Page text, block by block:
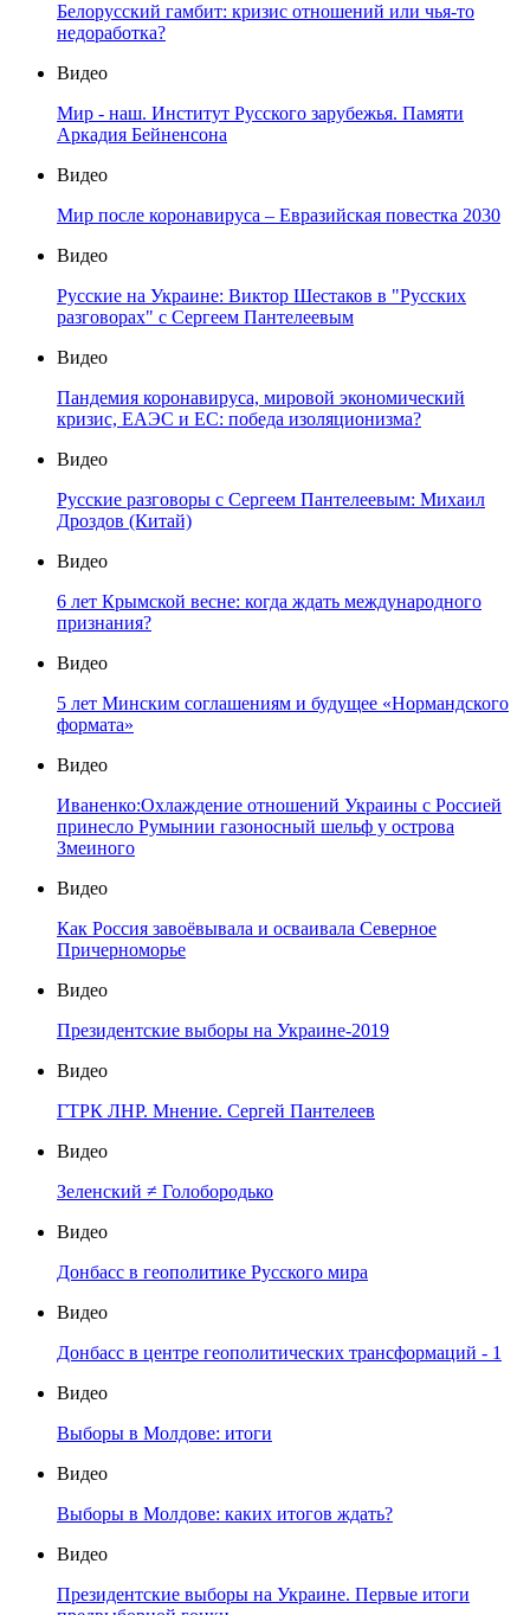
Белорусский гамбит: кризис отношений или чья-то
недоработка?
Видео
Мир - наш. Институт Русского зарубежья. Памяти
Аркадия Бейненсона
Видео
Мир после коронавируса – Евразийская повестка 2030
Видео
Русские на Украине: Виктор Шестаков в "Русских
разговорах" с Сергеем Пантелеевым
Видео
Пандемия коронавируса, мировой экономический
кризис, ЕАЭС и ЕС: победа изоляционизма?
Видео
Русские разговоры с Сергеем Пантелеевым: Михаил
Дроздов (Китай)
Видео
6 лет Крымской весне: когда ждать международного
признания?
Видео
5 лет Минским соглашениям и будущее «Нормандского
формата»
Видео
Иваненко:Охлаждение отношений Украины с Россией
принесло Румынии газоносный шельф у острова
Змеиного
Видео
Как Россия завоёвывала и осваивала Северное
Причерноморье
Видео
Президентские выборы на Украине-2019
Видео
ГТРК ЛНР. Мнение. Сергей Пантелеев
Видео
Зеленский ≠ Голобородько
Видео
Донбасс в геополитике Русского мира
Видео
Донбасс в центре геополитических трансформаций - 1
Видео
Выборы в Молдове: итоги
Видео
Выборы в Молдове: каких итогов ждать?
Видео
Президентские выборы на Украине. Первые итоги